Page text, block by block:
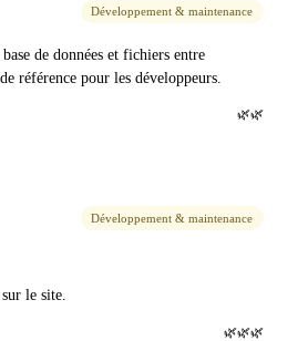
Développement & maintenance
de données et fichiers entre
référence pour les développeurs.
🌿🌿
Développement & maintenance
sur le site.
🌿🌿🌿